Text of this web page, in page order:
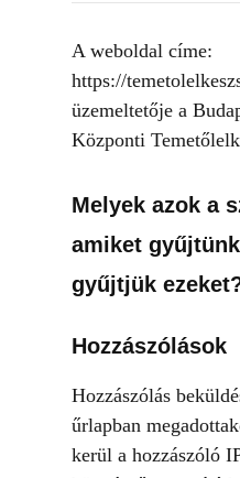
A weboldal címe:
https://
üzemeltetője a
Központi
Melyek azok a
amiket
gyűjtjük
Hozzászólások
Hozzászólás
űrlapban
kerül a hozzászóló